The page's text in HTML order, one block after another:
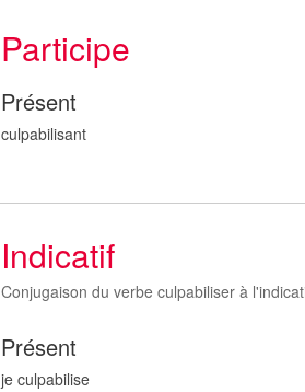
Participe
Présent
culpabilisant
Indicatif
Conjugaison du verbe culpabiliser à
Présent
je culpabilise